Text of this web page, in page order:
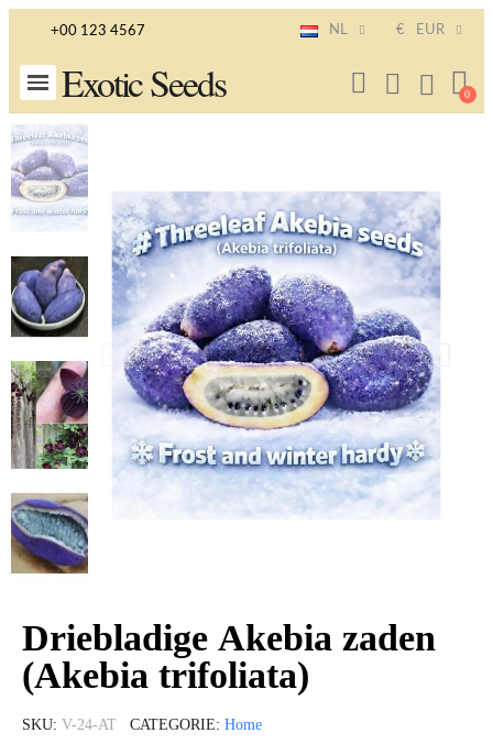
+00 123 4567 NL € EUR
Exotic Seeds
Driebladige Akebia zaden
(Akebia trifoliata)
SKU V-24-AT CATEGORIE Home